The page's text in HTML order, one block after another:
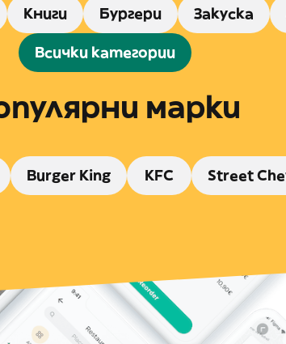
Книги Бургери Закуска
Всички категории
марки
Burger King KFC Street